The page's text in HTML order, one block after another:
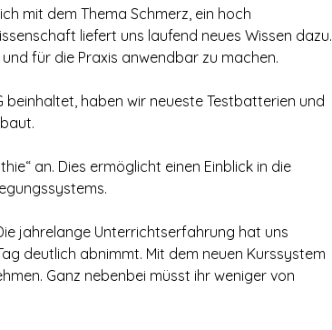
mit dem Thema Schmerz, ein hoch
liefert uns laufend neues Wissen dazu.
für die Praxis anwendbar zu machen.
beinhaltet, haben wir neueste Testbatterien und
an. Dies ermöglicht einen Einblick in die
jahrelange Unterrichtserfahrung hat uns
deutlich abnimmt. Mit dem neuen Kurssystem
Ganz nebenbei müsst ihr weniger von